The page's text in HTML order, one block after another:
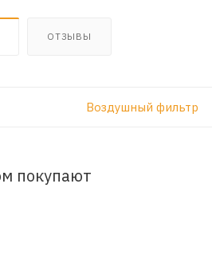
ОТЗЫВЫ
Воздушный фильтр
покупают